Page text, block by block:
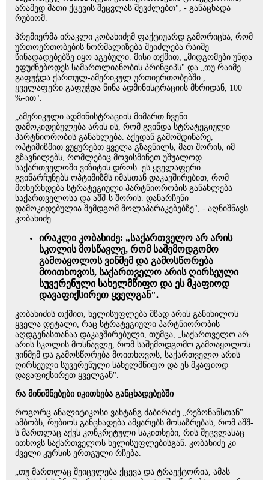
არამედ მათი ქცევის შეცვლას შევძლებთ", - განაცხადა
რუბიომ.
პრემიერმა ირაკლი კობახიძემ ფაქტიუარდ გამორიცხა, რომ
ურთოერთობების ნორმალიზება შეიძლება რაიმე
წინადადებებზე იყო აგებული. მისი თქმით, „მიდგომები უნდა
ეფუძნებოდეს სამართლიანობის პრინციპს" და „თუ რაიმე
გაფუჭდა ქართულ-ამერიკულ ურთიერთობებში ,
ყველაფერი გაფუჭდა წინა ადმინისტრაციის მხრიდან, 100
%-ით".
„ამერიკული ადმინისტრაციის მიმართ ჩვენი
დამოკიდებულება არის ის, რომ გვინდა სტრატეგიული
პარტნიორობის განახლება. აქედან გამომდინარე,
ოპტიმიზმით ვუყურებთ ყველა გზავნილს, მათ შორის, იმ
გზავნილებს, რომლებიც მოვისმინეთ უშუალოდ
საქართველოში ვიზიტის დროს. ეს ყველაფერი
გვინარჩუნებს ოპტიმიზმს იმასთან დაკავშირებით, რომ
მოხერხდება სტრატეგიული პარტნიორობის განახლება
საქართველოსა და აშშ-ს შორის. დანარჩენი
დამოკიდებულია შემდგომ მოლაპარაკებებზე", - აღნიშნავს
კობახიძე.
ირაკლი კობახიძე: „საქართველო არ არის
სკოლის მოსწავლე, რომ საშემოდგომო
გამოაყოლოს ვინმემ და გამოსწორება
მოითხოვოს, საქართველო არის ღირსეული
სუვერენული სახელმწიფო და ეს მკაფიოდ
დავაფიქსირეთ ყველგან".
კობახიძის თქმით, ხელისუფლება მზად არის განიხილოს
ყველა დეტალი, რაც სტრატეგიული პარტნიორობის
აღდგენასთანაა დაკავშირებული, თუმცა, „საქართველო არ
არის სკოლის მოსწავლე, რომ საშემოდგომო გამოაყოლოს
ვინმემ და გამოსწორება მოითხოვოს, საქართველო არის
ღირსეული სუვერენული სახელმწიფო და ეს მკაფიოდ
დავაფიქსირეთ ყველგან".
რა მინიშნებები იკითხება განცხადებებში
როგორც ანალიტიკოსი ვახტანგ ძაბირაძე „რეზონანსთან"
ამბობს, რუბიოს განცხადება ამყარებს მოსაზრებას, რომ აშშ-
ს მართლაც აქვს კონკრეტული საკითხები, რის შეცვლასაც
ითხოვს საქართველოს ხელისუფლებისგან. კობახიძე კი
ძველი კურსის ერთგული რჩება.
„თუ მართლაც შეიცვლება ქცევა და ტრაექტორია, ამას